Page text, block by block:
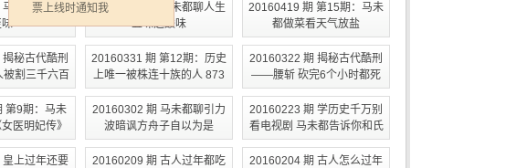
票上线时通知我
未都聊人间
20160426 期 马未都聊人生
五味之酸味
20160419 期 第15期：马未
都做菜看天气放盐
秘古代酷刑
割三千六百
死
20160331 期 第12期：历史
上唯一被株连十族的人 873
人全部凌迟处死
20160322 期 揭秘古代酷刑
——腰斩 砍完6个小时都死
不了
第9期：马未
医明妃传》
瞎编！
20160302 期 马未都聊引力
波暗讽方舟子自以为是
20160223 期 学历史千万别
看电视剧 马未都告诉你和氏
璧到底长什么样
上过年还要
20160209 期 古人过年都吃
20160204 期 古人怎么过年